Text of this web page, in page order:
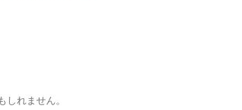
しれません。